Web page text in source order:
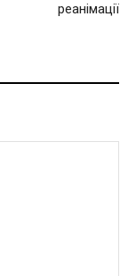
реанімації